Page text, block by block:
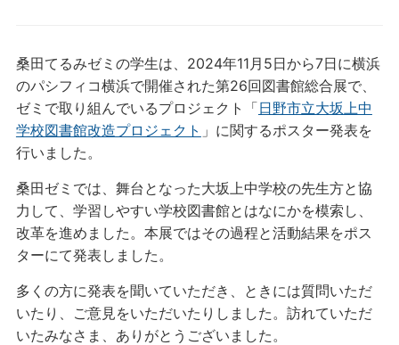
桑田てるみゼミの学生は、2024年11月5日から7日に横浜
のパシフィコ横浜で開催された第26回図書館総合展で、
ゼミで取り組んでいるプロジェクト「日野市立大坂上中
学校図書館改造プロジェクト 」に関するポスター発表を
行いました。
桑田ゼミでは、舞台となった大坂上中学校の先生方と協
力して、学習しやすい学校図書館とはなにかを模索し、
改革を進めました。本展ではその過程と活動結果をポス
ターにて発表しました。
多くの方に発表を聞いていただき、ときには質問いただ
いたり、ご意見をいただいたりしました。訪れていただ
いたみなさま、ありがとうございました。